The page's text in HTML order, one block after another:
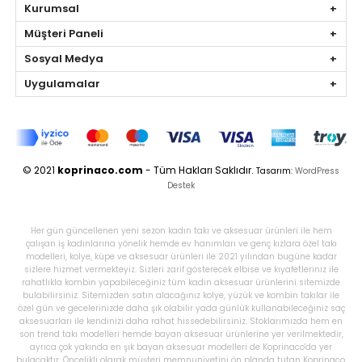
Kurumsal
Müşteri Paneli
Sosyal Medya
Uygulamalar
© 2021 koprinaco.com - Tüm Hakları Saklıdır. Tasarım: WordPress
Destek
Her gün güncellenen yeni sezon kadın takı ve aksesuar ürünleri ile hem
çalışan iş kadınlarına yönelik hemde ev hanımları ve genç kızlara özel takı
modelleri, kolye, küpe ve aksesuar ürünleri ile 2021 yılından bugüne kadar
sizlere hizmet vermekteyiz. Sizleri zarif gösterecek elbise ve kıyafetleriniz ile
rahatlıkla kombin yapabileceğiniz tüm kadın aksesuar ürünlerini sitemizde
bulabilirsiniz. Sitemizden satın alacağınız kolye, yüzük ve kombin takılar ile
özel gün ve gecelerinizde daha şık olabilir yada günlük kullanabileceğiniz saç
aksesuarları ile kendinizi daha rahat hissedebilirsiniz. Stoklarımızda hem en
son trend takı modelleri hemde bayan aksesuar ürünlerine yer verilmektedir,
ayrıca çok yakında en şık bayan aksesuar modelleri de Koprinaco'da yer